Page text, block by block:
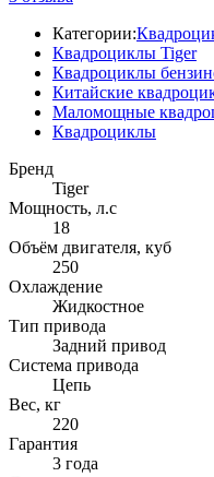
Категории:
Квадроциклы Tiger
Квадроциклы
Китайские
Маломощные
Квадроциклы
Бренд
Tiger
Мощность, л.с
18
Объём двигателя, куб
250
Охлаждение
Жидкостное
Тип привода
Задний привод
Система привода
Цепь
Вес, кг
220
Гарантия
3 года